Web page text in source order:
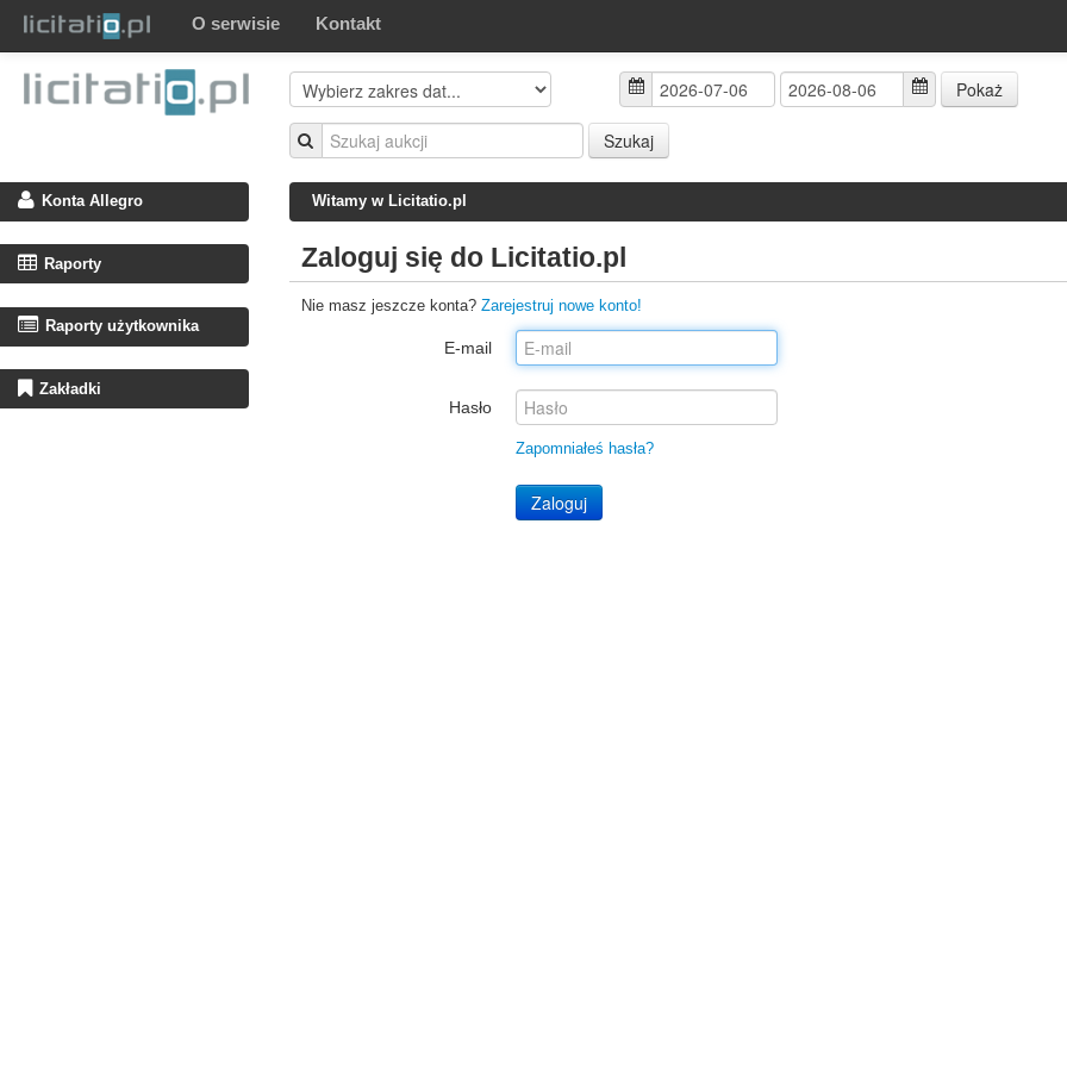
O serwisie Kontakt
Pokaż
Szukaj
Konta Allegro
Raporty
Raporty użytkownika
Zakładki
Witamy w Licitatio.pl
Zaloguj się do Licitatio.pl
Nie masz jeszcze konta? Zarejestruj nowe konto!
E-mail
Hasło
Zapomniałeś hasła?
Zaloguj